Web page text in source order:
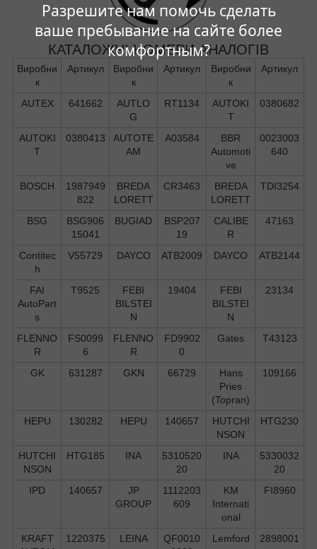
Разрешите нам помочь сделать
ваше пребывание на сайте более
комфортным?
КАТАЛОЖНІ НОМЕРИ АНАЛОГІВ
Виробни
к
Артикул
Виробни
к
Артикул
Виробни
к
Артикул
AUTEX 641662
AUTLO
G
RT1134
AUTOKI
T
0380682
AUTOKI
T
0380413
AUTOTE
AM
A03584
BBR
Automoti
ve
0023003
640
BOSCH
1987949
822
BREDA
LORETT
CR3463
BREDA
LORETT
TDI3254
BSG
BSG906
15041
BUGIAD
BSP207
19
CALIBE
R
47163
Contitec
h
V55729 DAYCO ATB2009 DAYCO ATB2144
FAI
AutoPart
s
T9525
FEBI
BILSTEI
N
19404
FEBI
BILSTEI
N
23134
FLENNO
R
FS0099
6
FLENNO
R
FD9902
0
Gates T43123
GK 631287 GKN 66729
Hans
Pries
(Topran)
109166
HEPU 130282 HEPU 140657
HUTCHI
NSON
HTG230
HUTCHI
NSON
HTG185 INA
5310520
20
INA
5330032
20
IPD
140657
JP
GROUP
1112203
609
KM
Internati
onal
FI8960
KRAFT
1220375 LEINA
QF0010
Lemford
2898001